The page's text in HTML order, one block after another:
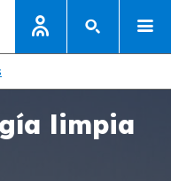
limpia